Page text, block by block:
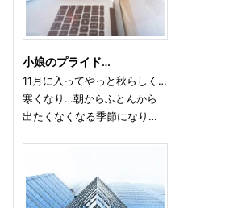
小娘のプライド…
11月に入ってやっと秋らしく…
寒くなり…朝からふとんから
出たくなくなる季節になり…